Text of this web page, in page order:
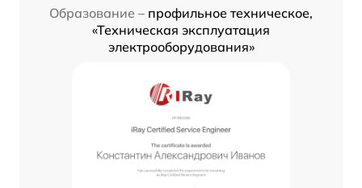
Образование – профильное техническое,
«Техническая эксплуатация
электрооборудования»